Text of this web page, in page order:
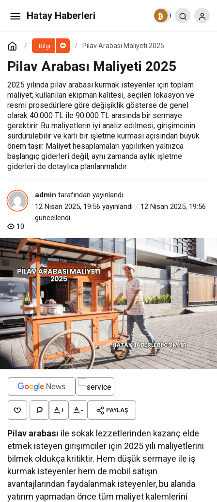
Hatay Haberleri
Bilgi Pilav Arabası Maliyeti 2025
Pilav Arabası Maliyeti 2025
2025 yılında pilav arabası kurmak isteyenler için toplam
maliyet; kullanılan ekipman kalitesi, seçilen lokasyon ve
resmi prosedürlere göre değişiklik gösterse de genel
olarak 40.000 TL ile 90.000 TL arasında bir sermaye
gerektirir. Bu maliyetlerin iyi analiz edilmesi, girişimcinin
sürdürülebilir ve karlı bir işletme kurması açısından büyük
önem taşır. Maliyet hesaplamaları yapılırken yalnızca
başlangıç giderleri değil, aynı zamanda aylık işletme
giderleri de detaylıca planlanmalıdır.
admin tarafından yayınlandı
12 Nisan 2025, 19:56 yayınlandı
12 Nisan 2025, 19:56
güncellendi
10
+ - PAYLAŞ
Pilav arabası ile sokak lezzetlerinden kazanç elde
etmek isteyen girişimciler için 2025 yılı maliyetlerini
bilmek oldukça kritiktir. Hem düşük sermaye ile iş
kurmak isteyenler hem de mobil satışın
avantajlarından faydalanmak isteyenler, bu alanda
yatırım yapmadan önce tüm maliyet kalemlerini
Pilav Arabası Maliyeti 2025 Yorum Yap